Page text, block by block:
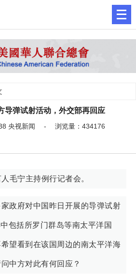
导弹试射活动，外交部再回应
央视新闻 - 浏览量：434176
毛宁主持例行记者会。
政府对中国昨日开展的导弹试射
包括所罗门群岛等南太平洋国
望看到在该国周边的南太平洋海
中方对此有何回应？